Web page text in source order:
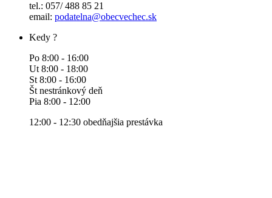
tel.: 057/ 488 85 21
email: podatelna@obecvechec.sk
Kedy ?
Po 8:00 - 16:00
Ut 8:00 - 18:00
St 8:00 - 16:00
Št nestránkový deň
Pia 8:00 - 12:00
12:00 - 12:30 obedňajšia prestávka